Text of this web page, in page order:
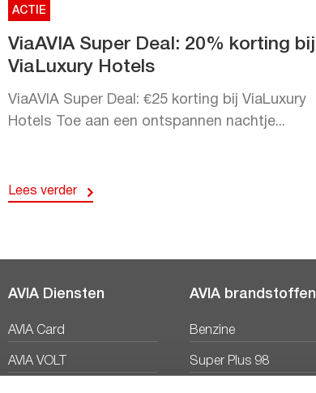
ACTIE
ViaAVIA Super Deal: 20% korting bij
ViaLuxury Hotels
ViaAVIA Super Deal: €25 korting bij ViaLuxury
Hotels Toe aan een ontspannen nachtje...
Lees verder
AVIA Diensten
AVIA Card
AVIA VOLT
AVIA brandstoffen
Benzine
Super Plus 98